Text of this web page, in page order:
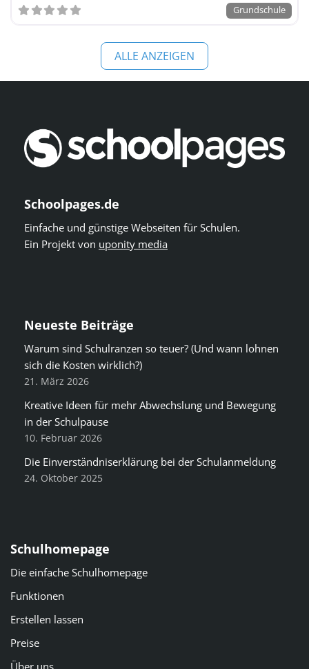
Grundschule
ALLE ANZEIGEN
Schoolpages.de
Einfache und günstige Webseiten für Schulen.
Ein Projekt von uponity media
Neueste Beiträge
Warum sind Schulranzen so teuer? (Und wann lohnen
sich die Kosten wirklich?)
21. März 2026
Kreative Ideen für mehr Abwechslung und Bewegung
in der Schulpause
10. Februar 2026
Die Einverständniserklärung bei der Schulanmeldung
24. Oktober 2025
Schulhomepage
Die einfache Schulhomepage
Funktionen
Erstellen lassen
Preise
Über uns